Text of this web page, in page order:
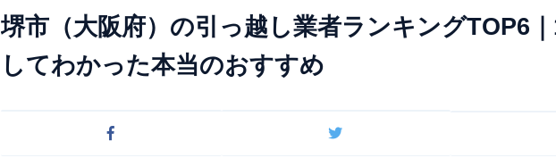
堺市（大阪府）の引っ越し業者ランキングTOP6
してわかった本当のおすすめ